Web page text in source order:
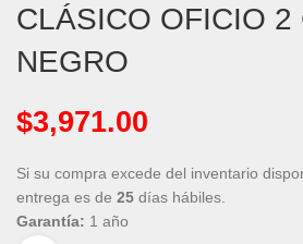
CLÁSICO OFICIO 2
NEGRO
$3,971.00
Si su compra excede del inventario
entrega es de 25 días hábiles.
Garantía: 1 año